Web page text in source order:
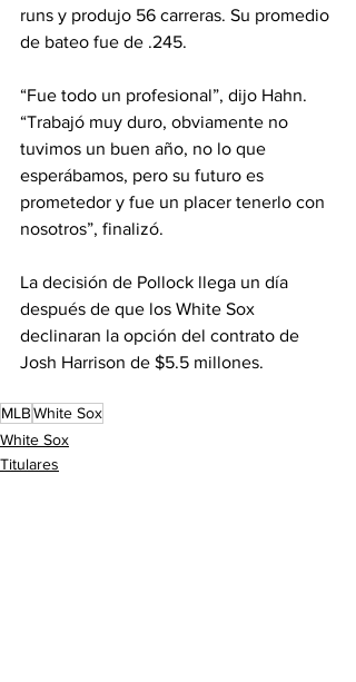
runs y produjo 56 carreras. Su promedio
de bateo fue de .245.
“Fue todo un profesional”, dijo Hahn.
“Trabajó muy duro, obviamente no
tuvimos un buen año, no lo que
esperábamos, pero su futuro es
prometedor y fue un placer tenerlo con
nosotros”, finalizó.
La decisión de Pollock llega un día
después de que los White Sox
declinaran la opción del contrato de
Josh Harrison de $5.5 millones.
MLBWhite Sox
White Sox
Titulares